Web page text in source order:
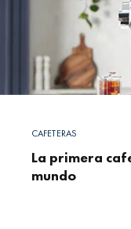
CAFETERAS
La primera
mundo